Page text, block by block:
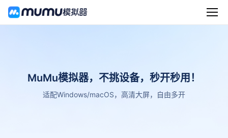
MuMu模拟器，不挑设备，秒开秒用！
适配Windows/macOS，高清大屏，自由多开